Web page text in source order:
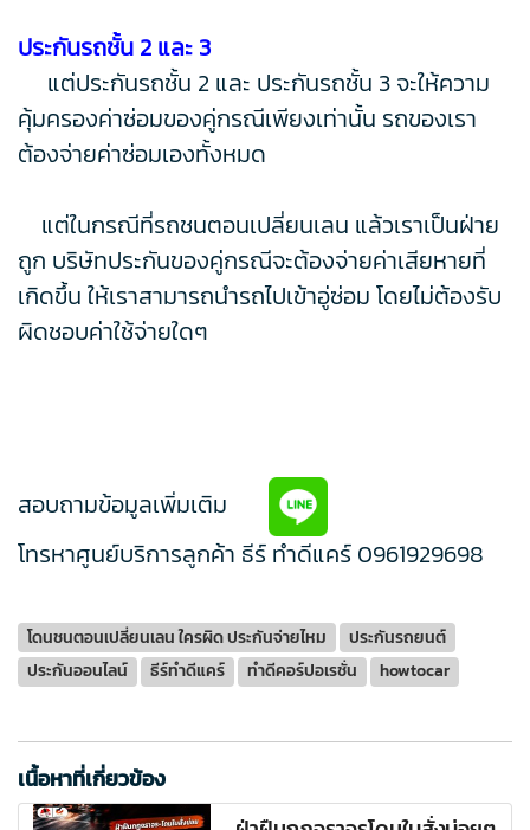
ประกันรถชั้น 2 และ 3
แต่ประกันรถชั้น 2 และ ประกันรถชั้น 3 จะให้ความ
คุ้มครองค่าซ่อมของคู่กรณีเพียงเท่านั้น รถของเรา
ต้องจ่ายค่าซ่อมเองทั้งหมด
แต่ในกรณีที่รถชนตอนเปลี่ยนเลน แล้วเราเป็นฝ่าย
ถูก บริษัทประกันของคู่กรณีจะต้องจ่ายค่าเสียหายที่
เกิดขึ้น ให้เราสามารถนำรถไปเข้าอู่ซ่อม โดยไม่ต้องรับ
ผิดชอบค่าใช้จ่ายใดๆ
สอบถามข้อมูลเพิ่มเติม
โทรหาศูนย์บริการลูกค้า ธีร์ ทำดีแคร์ 0961929698
โดนชนตอนเปลี่ยนเลน ใครผิด ประกันจ่ายไหม
ประกันรถยนต์
ประกันออนไลน์
ธีร์ทำดีแคร์ ทำดีคอร์ปอเรชั่น howtocar
เนื้อหาที่เกี่ยวข้อง